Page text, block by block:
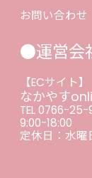
お問い合わせ
●運営会
【ECサイト】
なかやす
TEL 0766-25-
9:00-18:00
定休日：水曜